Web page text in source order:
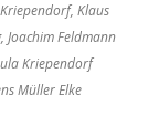
Klaus
Joachim Feldmann
Kriependorf
Müller Elke